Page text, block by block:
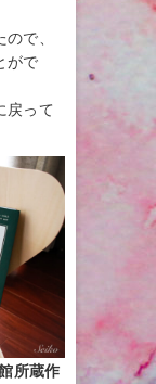
で、
がで
戻って
所蔵作